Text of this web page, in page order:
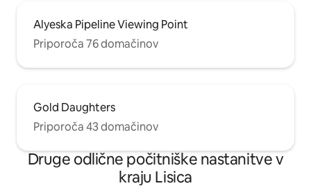
Alyeska Pipeline Viewing Point
Priporoča 76 domačinov
Gold Daughters
Priporoča 43 domačinov
Druge odlične počitniške nastanitve v
kraju Lisica